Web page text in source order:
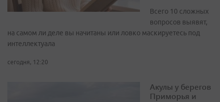
Всего 10 сложных
вопросов выявят,
на самом ли деле вы начитаны или ловко маскируетесь под
интеллектуала
сегодня, 12:20
Акулы у берегов
Приморья и